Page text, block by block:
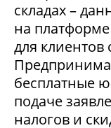
складах –
на
для
бесплатные
подаче
налогов и